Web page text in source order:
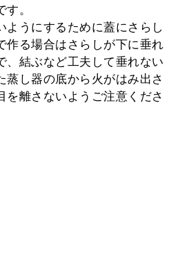
。
ようにするために蓋にさらし
作る場合はさらしが下に垂れ
、結ぶなど工夫して垂れない
蒸し器の底から火がはみ出さ
を離さないようご注意くださ